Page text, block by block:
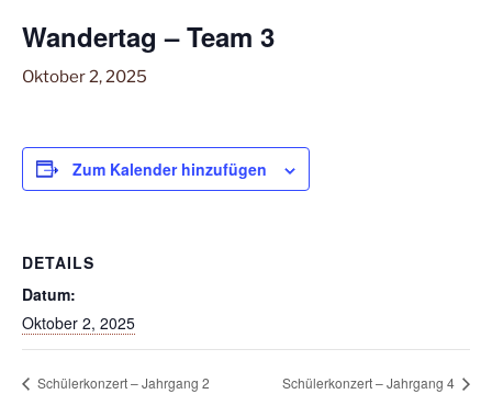
Wandertag – Team 3
Oktober 2, 2025
Zum Kalender hinzufügen
DETAILS
Datum:
Oktober 2, 2025
Schülerkonzert – Jahrgang 2 Schülerkonzert – Jahrgang 4